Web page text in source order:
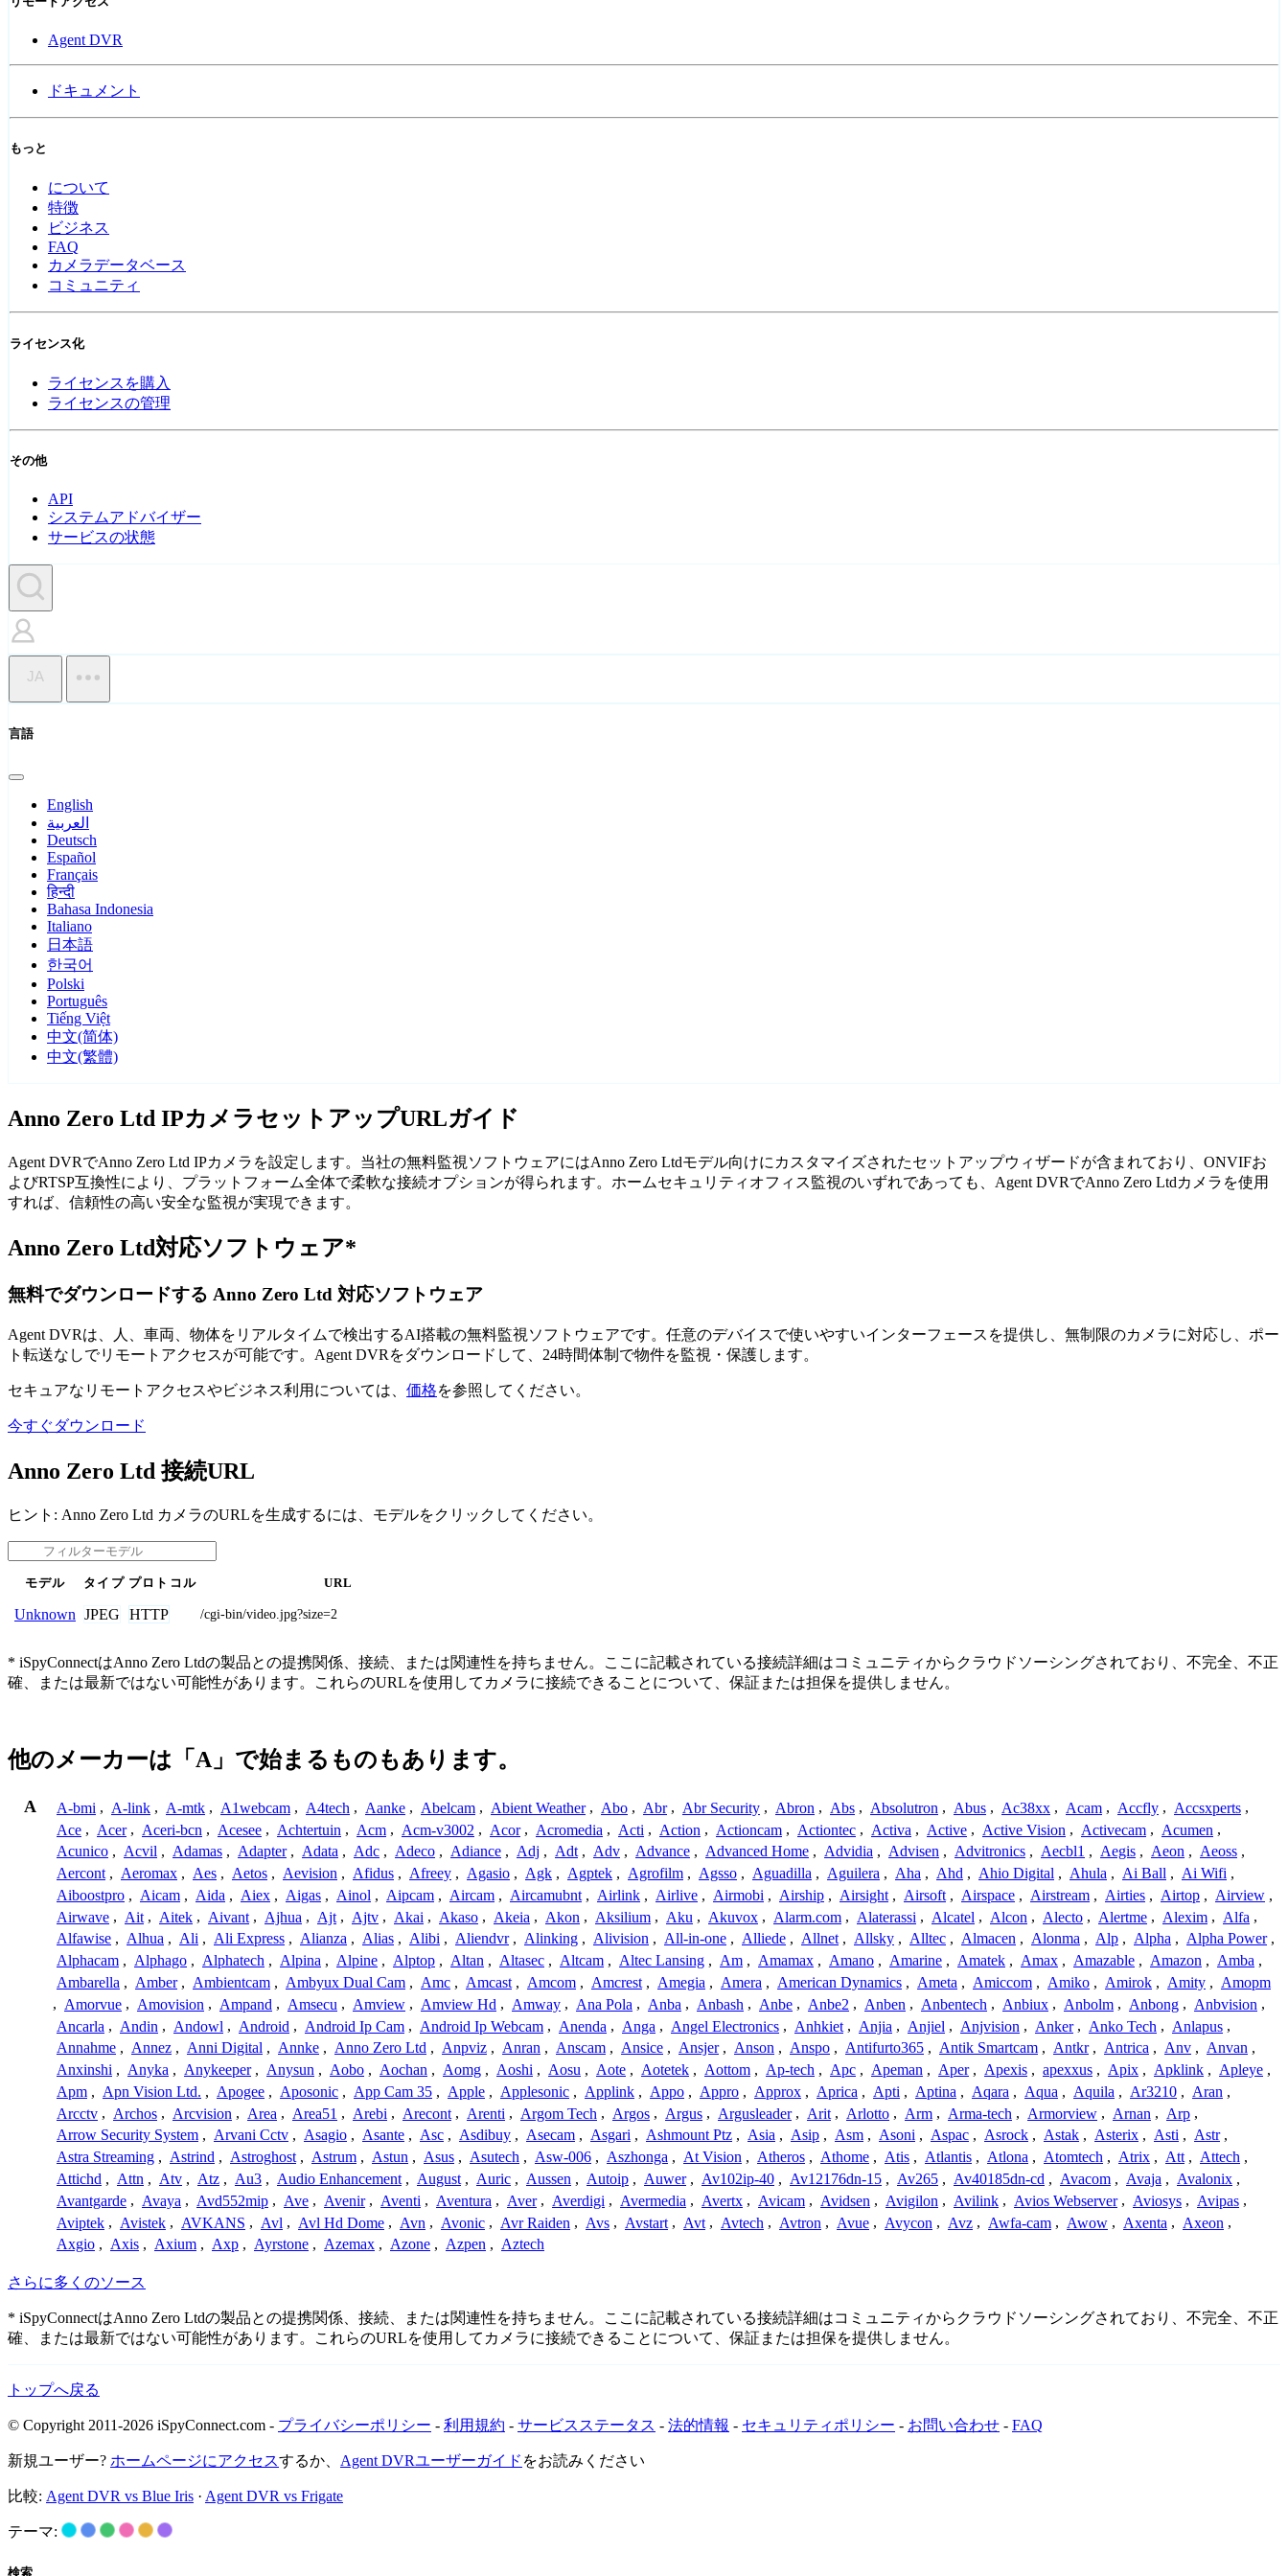
Agent DVR
ドキュメント
もっと
について
特徴
ビジネス
FAQ
カメラデータベース
コミュニティ
ライセンス化
ライセンスを購入
ライセンスの管理
その他
API
システムアドバイザー
サービスの状態
JA
言語
English
العربية
Deutsch
Español
Français
हिन्दी
Bahasa Indonesia
Italiano
日本語
한국어
Polski
Português
Tiếng Việt
中文(简体)
中文(繁體)
Anno Zero Ltd IPカメラセットアップURLガイド
Agent DVRでAnno Zero Ltd IPカメラを設定します。当社の無料監視ソフトウェアにはAnno Zero Ltdモデル向けにカスタマイズされたセットアップウィザードが含まれており、ONVIFお
よびRTSP互換性により、プラットフォーム全体で柔軟な接続オプションが得られます。ホームセキュリティオフィス監視のいずれであっても、Agent DVRでAnno Zero Ltdカメラを使用
すれば、信頼性の高い安全な監視が実現できます。
Anno Zero Ltd対応ソフトウェア*
無料でダウンロードする Anno Zero Ltd 対応ソフトウェア
Agent DVRは、人、車両、物体をリアルタイムで検出するAI搭載の無料監視ソフトウェアです。任意のデバイスで使いやすいインターフェースを提供し、無制限のカメラに対応し、ポー
ト転送なしでリモートアクセスが可能です。Agent DVRをダウンロードして、24時間体制で物件を監視・保護します。
セキュアなリモートアクセスやビジネス利用については、 価格を参照してください。
今すぐダウンロード
Anno Zero Ltd 接続URL
ヒント: Anno Zero Ltd カメラのURLを生成するには、モデルをクリックしてください。
モデル タイプ プロトコル URL
Unknown JPEG HTTP /cgi-bin/video.jpg?size=2
* iSpyConnectはAnno Zero Ltdの製品との提携関係、接続、または関連性を持ちません。ここに記載されている接続詳細はコミュニティからクラウドソーシングされており、不完全、不正
確、または最新ではない可能性があります。これらのURLを使用してカメラに接続できることについて、保証または担保を提供しません。
他のメーカーは「A」で始まるものもあります。
A A-bmi , A-link , A-mtk , A1webcam , A4tech , Aanke , Abelcam , Abient Weather , Abo , Abr , Abr Security , Abron , Abs , Absolutron , Abus , Ac38xx , Acam , Accfly , Accsxperts ,
Ace , Acer , Aceri-bcn , Acesee , Achtertuin , Acm , Acm-v3002 , Acor , Acromedia , Acti , Action , Actioncam , Actiontec , Activa , Active , Active Vision , Activecam , Acumen ,
Acunico , Acvil , Adamas , Adapter , Adata , Adc , Adeco , Adiance , Adj , Adt , Adv , Advance , Advanced Home , Advidia , Advisen , Advitronics , Aecbl1 , Aegis , Aeon , Aeoss ,
Aercont , Aeromax , Aes , Aetos , Aevision , Afidus , Afreey , Agasio , Agk , Agptek , Agrofilm , Agsso , Aguadilla , Aguilera , Aha , Ahd , Ahio Digital , Ahula , Ai Ball , Ai Wifi ,
Aiboostpro , Aicam , Aida , Aiex , Aigas , Ainol , Aipcam , Aircam , Aircamubnt , Airlink , Airlive , Airmobi , Airship , Airsight , Airsoft , Airspace , Airstream , Airties , Airtop , Airview ,
Airwave , Ait , Aitek , Aivant , Ajhua , Ajt , Ajtv , Akai , Akaso , Akeia , Akon , Aksilium , Aku , Akuvox , Alarm.com , Alaterassi , Alcatel , Alcon , Alecto , Alertme , Alexim , Alfa ,
Alfawise , Alhua , Ali , Ali Express , Alianza , Alias , Alibi , Aliendvr , Alinking , Alivision , All-in-one , Alliede , Allnet , Allsky , Alltec , Almacen , Alonma , Alp , Alpha , Alpha Power ,
Alphacam , Alphago , Alphatech , Alpina , Alpine , Alptop , Altan , Altasec , Altcam , Altec Lansing , Am , Amamax , Amano , Amarine , Amatek , Amax , Amazable , Amazon , Amba ,
Ambarella , Amber , Ambientcam , Ambyux Dual Cam , Amc , Amcast , Amcom , Amcrest , Amegia , Amera , American Dynamics , Ameta , Amiccom , Amiko , Amirok , Amity , Amopm
, Amorvue , Amovision , Ampand , Amsecu , Amview , Amview Hd , Amway , Ana Pola , Anba , Anbash , Anbe , Anbe2 , Anben , Anbentech , Anbiux , Anbolm , Anbong , Anbvision ,
Ancarla , Andin , Andowl , Android , Android Ip Cam , Android Ip Webcam , Anenda , Anga , Angel Electronics , Anhkiet , Anjia , Anjiel , Anjvision , Anker , Anko Tech , Anlapus ,
Annahme , Annez , Anni Digital , Annke , Anno Zero Ltd , Anpviz , Anran , Anscam , Ansice , Ansjer , Anson , Anspo , Antifurto365 , Antik Smartcam , Antkr , Antrica , Anv , Anvan ,
Anxinshi , Anyka , Anykeeper , Anysun , Aobo , Aochan , Aomg , Aoshi , Aosu , Aote , Aotetek , Aottom , Ap-tech , Apc , Apeman , Aper , Apexis , apexxus , Apix , Apklink , Apleye ,
Apm , Apn Vision Ltd. , Apogee , Aposonic , App Cam 35 , Apple , Applesonic , Applink , Appo , Appro , Approx , Aprica , Apti , Aptina , Aqara , Aqua , Aquila , Ar3210 , Aran ,
Arcctv , Archos , Arcvision , Area , Area51 , Arebi , Arecont , Arenti , Argom Tech , Argos , Argus , Argusleader , Arit , Arlotto , Arm , Arma-tech , Armorview , Arnan , Arp ,
Arrow Security System , Arvani Cctv , Asagio , Asante , Asc , Asdibuy , Asecam , Asgari , Ashmount Ptz , Asia , Asip , Asm , Asoni , Aspac , Asrock , Astak , Asterix , Asti , Astr ,
Astra Streaming , Astrind , Astroghost , Astrum , Astun , Asus , Asutech , Asw-006 , Aszhonga , At Vision , Atheros , Athome , Atis , Atlantis , Atlona , Atomtech , Atrix , Att , Attech ,
Attichd , Attn , Atv , Atz , Au3 , Audio Enhancement , August , Auric , Aussen , Autoip , Auwer , Av102ip-40 , Av12176dn-15 , Av265 , Av40185dn-cd , Avacom , Avaja , Avalonix ,
Avantgarde , Avaya , Avd552mip , Ave , Avenir , Aventi , Aventura , Aver , Averdigi , Avermedia , Avertx , Avicam , Avidsen , Avigilon , Avilink , Avios Webserver , Aviosys , Avipas ,
Aviptek , Avistek , AVKANS , Avl , Avl Hd Dome , Avn , Avonic , Avr Raiden , Avs , Avstart , Avt , Avtech , Avtron , Avue , Avycon , Avz , Awfa-cam , Awow , Axenta , Axeon ,
Axgio , Axis , Axium , Axp , Ayrstone , Azemax , Azone , Azpen , Aztech
さらに多くのソース
* iSpyConnectはAnno Zero Ltdの製品との提携関係、接続、または関連性を持ちません。ここに記載されている接続詳細はコミュニティからクラウドソーシングされており、不完全、不正
確、または最新ではない可能性があります。これらのURLを使用してカメラに接続できることについて、保証または担保を提供しません。
トップへ戻る
© Copyright 2011-2026 iSpyConnect.com - プライバシーポリシー - 利用規約 - サービスステータス - 法的情報 - セキュリティポリシー - お問い合わせ - FAQ
新規ユーザー? ホームページにアクセスするか、 Agent DVRユーザーガイド をお読みください
比較: Agent DVR vs Blue Iris · Agent DVR vs Frigate
テーマ:
検索